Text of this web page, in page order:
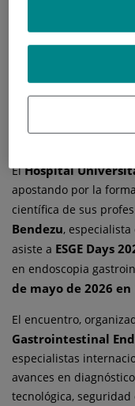
HOSPITAL UNIVERSITARI
El Dr. Álvaro
asiste a ESGE Days
ElHospital
apostando por la
científica de sus
Bendezu, especialista
asiste a ESGE Days
en endoscopia
de mayo de 2026
El encuentro,
Gastrointestinal
especialistas
avances en
tecnológica,